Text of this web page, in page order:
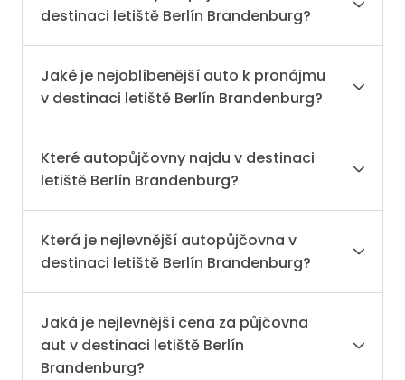
destinaci letiště Berlín Brandenburg?
Jaké je nejoblíbenější auto k pronájmu
v destinaci letiště Berlín Brandenburg?
Které autopůjčovny najdu v destinaci
letiště Berlín Brandenburg?
Která je nejlevnější autopůjčovna v
destinaci letiště Berlín Brandenburg?
Jaká je nejlevnější cena za půjčovna
aut v destinaci letiště Berlín
Brandenburg?